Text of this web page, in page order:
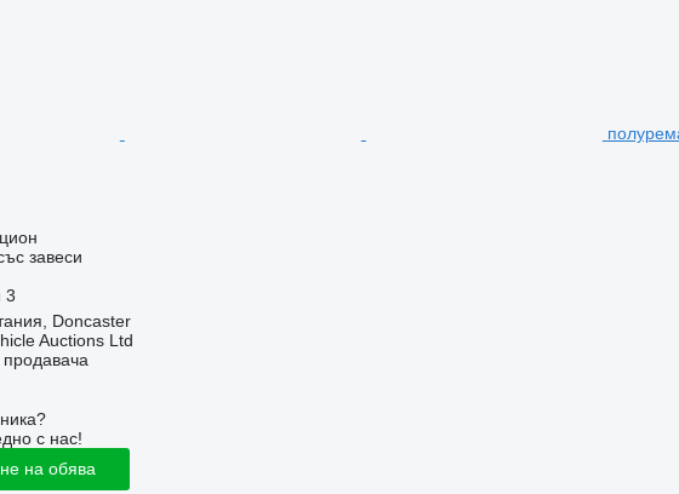
завеси
3
Doncaster
Auctions Ltd
с нас!
на обява